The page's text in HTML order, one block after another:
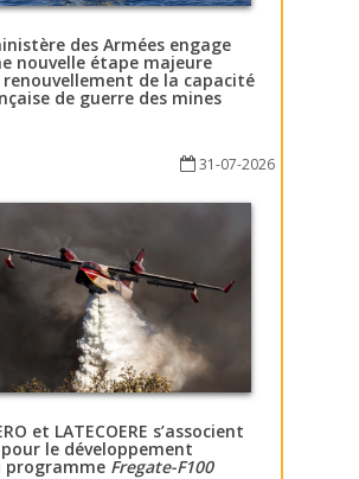
des Armées engage
nouvelle étape majeure
renouvellement de la capacité
de guerre des mines
31-07-2026
et LATECOERE s’associent
pour le développement
programme Fregate-F100